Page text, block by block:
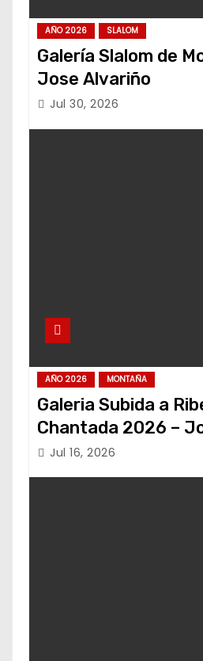
AÑO 2026 SLALOM
Galería Slalom de
Jose Alvariño
Jul 30, 2026
AÑO 2026 MONTAÑA
Galeria Subida a
Chantada 2026 –
Jul 16, 2026